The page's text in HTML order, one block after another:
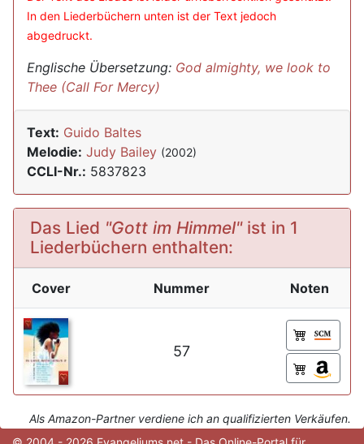
In den Liederbüchern unten ist der Text jedoch
abgedruckt.
Englische Übersetzung: God almighty, we look to
Thee (Call For Mercy)
Text: Guido Baltes
Melodie: Judy Bailey (2002)
CCLI-Nr.: 5837823
Das Lied "Gott im Himmel"ist in 1
Liederbüchern enthalten:
Cover Nummer Noten
57
Als Amazon-Partner verdiene ich an qualifizierten Verkäufen.